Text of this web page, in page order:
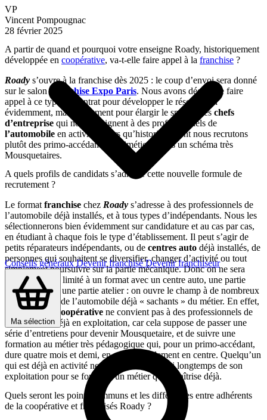
Conseils générauxDevenir franchiséDevenir franchiseur
Ma sélection
VP
Vincent Pompougnac
28 février 2025
A partir de quand et pourquoi votre enseigne Roady, historiquement
développée en coopérative, va-t-elle faire appel à la franchise ?
Roady s’ouvre à la franchise dès 2025 : le coup d’envoi sera donné
sur le salon Franchise Expo Paris. Nous avons décidé de faire
appel à ce type de contrat pour développer le réseau bien
évidemment, mais également pour élargir le spectre des chefs
d’entreprise qui nous rejoignent à des professionnels de
l’automobile en activité. Alors qu’historiquement nous recrutons
plutôt des primo-accédants multimétiers, dans un schéma très
Mousquetaires.
A quels profils de candidats s’adresse cette nouvelle formule de
recrutement ?
Le format franchise chez Roady s’adresse à des professionnels de
l’automobile déjà installés, et à tous types d’indépendants. Nous les
sélectionnerons bien évidemment sur candidature et au cas par cas,
en étudiant à chaque fois le type d’établissement. Il peut s’agir de
petits réparateurs indépendants, ou de centres auto déjà installés, de
personnes qui souhaitent se diversifier, changer d’activité ou tout
simplement poursuivre sur la partie mécanique. Donc on ne sera
plus forcément limité à un format avec un centre auto, une partie
libre-service et une partie atelier : on ouvre le champ à de nombreux
professionnels de l’automobile déjà « sachants » du métier. En effet,
rejoindre une
coopérative ne convient pas à des professionnels de
l’automobile déjà en exploitation, car cela suppose de passer une
série d’entretiens pour devenir Mousquetaire, et de suivre une
formation au métier très pédagogique qui, pour un primo-accédant,
dure quatre mois et demi, en salle et également en centre. Quelqu’un
qui est déjà en activité ne peut pas sortir aussi longtemps de son
exploitation pour se former à un métier qu’il maîtrise déjà.
Quels seront les points communs et les différences entre adhérents
de la coopérative et franchisés Roady ?